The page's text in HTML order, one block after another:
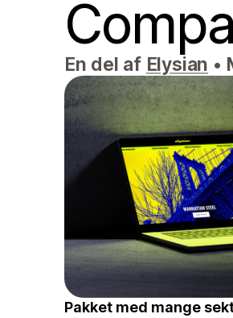
En del af Elysian •
Pakket med mange